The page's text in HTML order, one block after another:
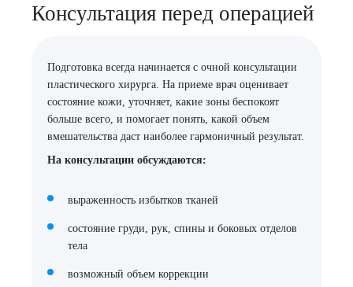
Консультация перед операцией
Подготовка всегда начинается с очной консультации
пластического хирурга. На приеме врач оценивает
состояние кожи, уточняет, какие зоны беспокоят
больше всего, и помогает понять, какой объем
вмешательства даст наиболее гармоничный результат.
На консультации обсуждаются:
выраженность избытков тканей
состояние груди, рук, спины и боковых отделов
тела
возможный объем коррекции